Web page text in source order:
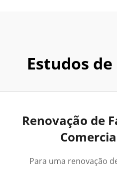
Estudos de
Renovação de
Para uma renovação